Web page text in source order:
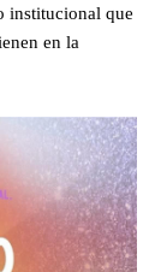
institucional que
en la